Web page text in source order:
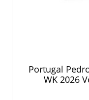
Portugal
WK 2026